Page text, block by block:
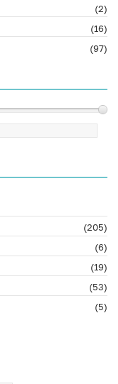
(2)
(16)
(97)
(205)
(6)
(19)
(53)
(5)